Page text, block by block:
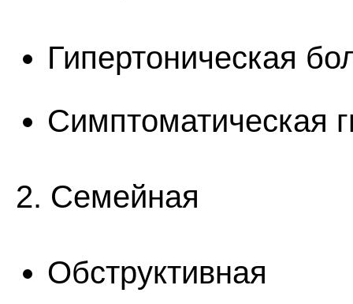
Гипертоническая
Симптоматическая
2. Семейная
Обструктивная